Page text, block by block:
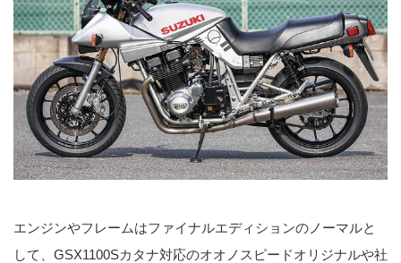
エンジンやフレームはファイナルエディションのノーマルと
して、GSX1100Sカタナ対応のオオノスピードオリジナルや社